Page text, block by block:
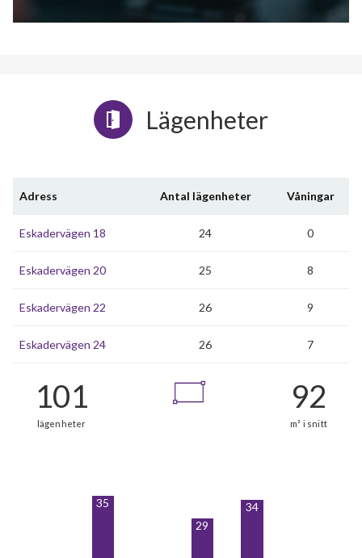
Lägenheter
Adress Antal lägenheter Våningar
Eskadervägen 18 24 0
Eskadervägen 20 25 8
Eskadervägen 22 26 9
Eskadervägen 24 26 7
35
29
34